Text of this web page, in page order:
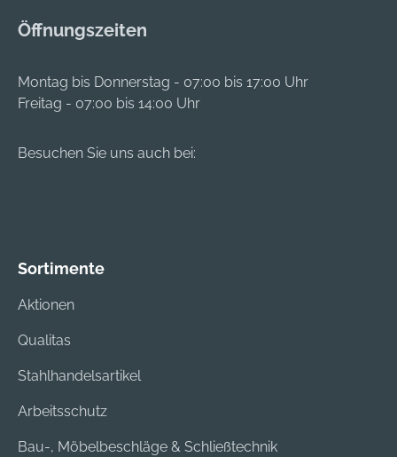
Öffnungszeiten
Montag bis Donnerstag - 07:00 bis 17:00 Uhr
Freitag - 07:00 bis 14:00 Uhr
Besuchen Sie uns auch bei:
Sortimente
Aktionen
Qualitas
Stahlhandelsartikel
Arbeitsschutz
Bau-, Möbelbeschläge & Schließtechnik